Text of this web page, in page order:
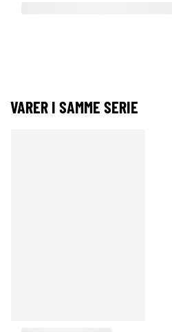
VARER I SAMME SERIE